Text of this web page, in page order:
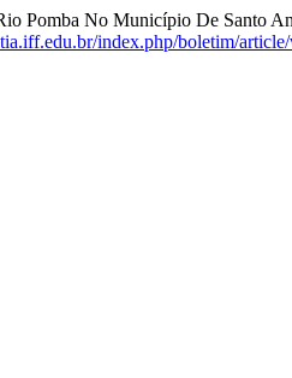
Pomba No Município De Santo
index.php/boletim/